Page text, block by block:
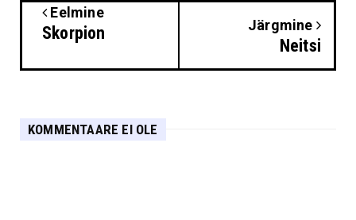
Eelmine
Skorpion Järgmine
Neitsi
KOMMENTAARE EI OLE